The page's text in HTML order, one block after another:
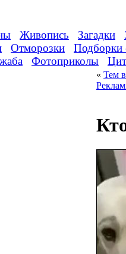
Живопись Загадки
Отморозки Подборки
Фотоприколы
« Тем